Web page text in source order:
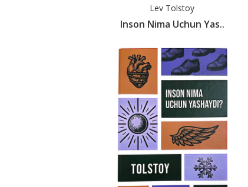
Lev Tolstoy
Inson Nima Uchun Yas..